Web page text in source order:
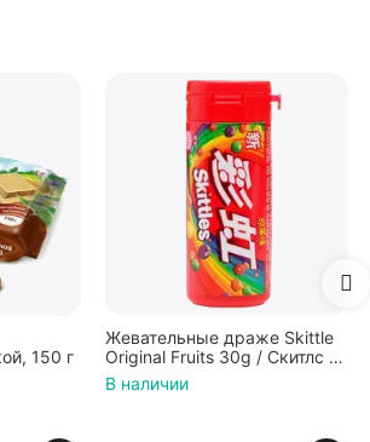
драже Skittle
30g / Скитлс со
30гр в
Конфеты Jelly Belly
Кислые фрукты
В наличии